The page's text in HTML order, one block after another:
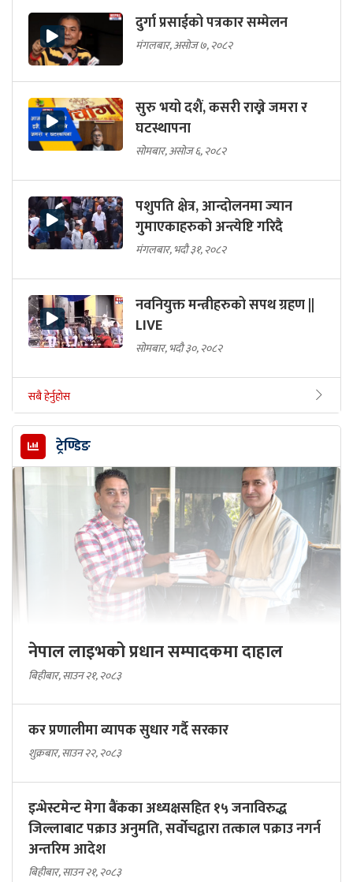
दुर्गा प्रसाईको पत्रकार सम्मेलन
मंगलबार, असोज ७, २०८२
सुरु भयो दशैं, कसरी राख्ने जमरा र
घटस्थापना
सोमबार, असोज ६, २०८२
पशुपति क्षेत्र, आन्दोलनमा ज्यान
गुमाएकाहरुको अन्त्येष्टि गरिदै
मंगलबार, भदौ ३१, २०८२
नवनियुक्त मन्त्रीहरुको सपथ ग्रहण ||
LIVE
सोमबार, भदौ ३०, २०८२
सबै हेर्नुहोस
ट्रेण्डिङ
नेपाल लाइभको प्रधान सम्पादकमा दाहाल
बिहीबार, साउन २१, २०८३
कर प्रणालीमा व्यापक सुधार गर्दै सरकार
शुक्रबार, साउन २२, २०८३
इन्भेस्टमेन्ट मेगा बैंकका अध्यक्षसहित १५ जनाविरुद्ध
जिल्लाबाट पक्राउ अनुमति, सर्वोचद्वारा तत्काल पक्राउ नगर्न
अन्तरिम आदेश
बिहीबार, साउन २१, २०८३